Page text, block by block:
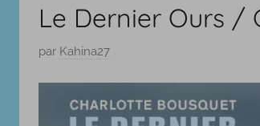
Le Dernier Ours /
P
par Kahina27